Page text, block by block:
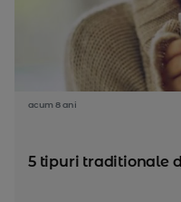
acum 8 ani
5 tipuri traditionale